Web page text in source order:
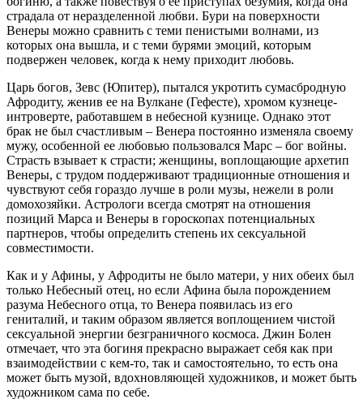
страдала от неразделенной любви. Бури на поверхности
Венеры можно сравнить с теми пенистыми волнами, из
которых она вышла, и с теми бурями эмоций, которым
подвержен человек, когда к нему приходит любовь.
Царь богов, Зевс (Юпитер), пытался укротить сумасбродную
Афродиту, женив ее на Вулкане (Гефесте), хромом кузнеце-
интроверте, работавшем в небесной кузнице. Однако этот
брак не был счастливым – Венера постоянно изменяла своему
мужу, особенной ее любовью пользовался Марс – бог войны.
Страсть взывает к страсти; женщины, воплощающие архетип
Венеры, с трудом поддерживают традиционные отношения и
чувствуют себя гораздо лучше в роли музы, нежели в роли
домохозяйки. Астрологи всегда смотрят на отношения
позиций Марса и Венеры в гороскопах потенциальных
партнеров, чтобы определить степень их сексуальной
совместимости.
Как и у Афины, у Афродиты не было матери, у них обеих был
только Небесный отец, но если Афина была порождением
разума Небесного отца, то Венера появилась из его
гениталий, и таким образом является воплощением чистой
сексуальной энергии безграничного космоса. Джин Болен
отмечает, что эта богиня прекрасно выражает себя как при
взаимодействии с кем-то, так и самостоятельно, то есть она
может быть музой, вдохновляющей художников, и может быть
художником сама по себе.